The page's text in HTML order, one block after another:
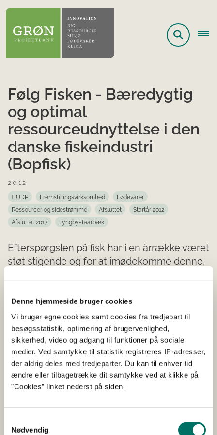
Denne hjemmeside bruger cookies
Vi bruger egne cookies samt cookies fra tredjepart til
besøgsstatistik, optimering af brugervenlighed,
sikkerhed, video og adgang til funktioner på sociale
medier. Ved samtykke til statistik registreres IP-adresser,
der aldrig deles med tredjeparter. Du kan til enhver tid
ændre eller tilbagetrække dit samtykke ved at klikke på
”Cookies” linket nederst på siden.
Nødvendig
Følg Fisken - Bæredygtig
og optimal
ressourceudnyttelse i den
danske fiskeindustri
(Bopfisk)
2012
GUDP Fremstillingsvirksomhed
Fødevarer
Ressourcer og sidestrømme
Afsluttet
Startår 2012
Afsluttet 2017
Lyngby-Taarbæk
Efterspørgslen på fisk har i en årrække været
støt stigende og for at imødekomme denne,
sikre, at det sker på en social, økonomisk og
miljømæssig forsvarlig måde.
For at opnå dette er der behov for ikke kun at
undersøge, hvordan hvert led i værdikæden kan
optimeres, men i høj grad, hvilken betydning forholdene
i de forskellige led har for de efterfølgende led. Projektet
vil udvikle et dataopsamlingssystem, som skal sikre
disse kan inddrages i de operationelle
billedanalyseredskab, der skal kunne analysere